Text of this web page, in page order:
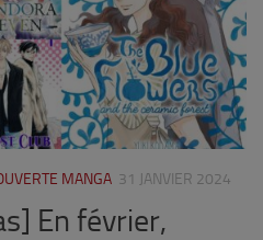
MANGA 31 JANVIER 2024
En février,